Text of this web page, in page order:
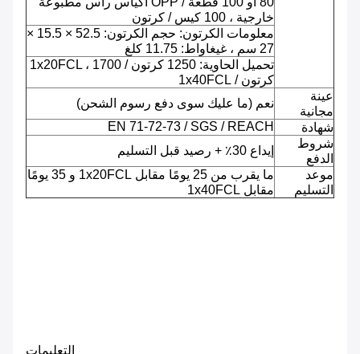
خارجية ، 100 كيس / كرتون
معلومات الكرتون: حجم الكرتون: 52.5 × 15.5 ×
27 سم ، غيغاواط: 11.75 كلغ
تحميل الحاوية: 1250 كرتون / 1x20FCL ، 1700
كرتون / 1x40FCL
عينة
مجانية
نعم (ما عليك سوى دفع رسوم الشحن)
شهادة
EN 71-72-73 / SGS / REACH
شروط
الدفع
إيداع 30٪ + رصيد قبل التسليم
موعد
التسليم
ما يقرب من 25 يومًا مقابل 1x20FCL و 35 يومًا
مقابل 1x40FCL
التعليمات